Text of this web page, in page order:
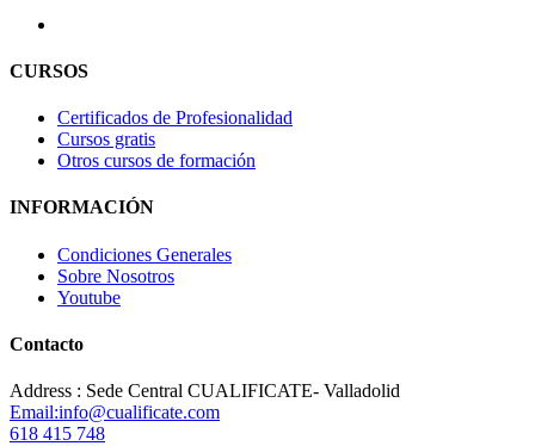
CURSOS
Certificados de Profesionalidad
Cursos gratis
Otros cursos de formación
INFORMACIÓN
Condiciones Generales
Sobre Nosotros
Youtube
Contacto
Address : Sede Central CUALIFICATE- Valladolid
Email:info@cualificate.com
618 415 748